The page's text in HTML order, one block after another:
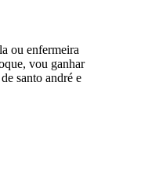
ou enfermeira
vou ganhar
santo andré e